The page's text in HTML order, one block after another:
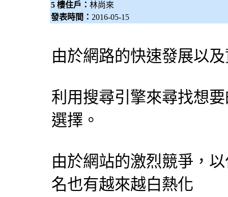
5 樓住戶： 林尚來
發表時間： 2016-05-15
由於網路的快速發展以
利用搜尋引擎來尋找想
選擇。
由於網站的激烈競爭，
名也有越來越白熱化